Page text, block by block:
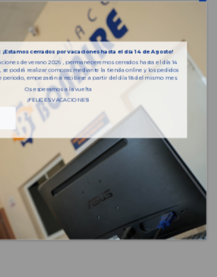
cerrados por vacaciones hasta el día 14 de Agosto!
de verano 2026 , permaneceremos cerrados hasta el día 14
se podrá realizar compras mediante la tienda online y los pedidos
periodo, empezarán a recibirse a partir del día 18 del mismo mes.
Os esperamos a la vuelta
¡FELICES VACACIONES!